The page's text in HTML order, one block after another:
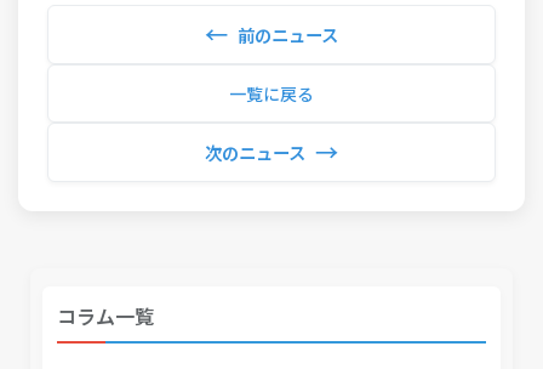
← 前のニュース
一覧に戻る
次のニュース →
コラム一覧